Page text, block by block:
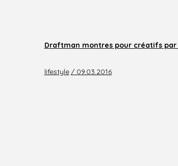
Draftman montres pour créatifs par
lifestyle / 09.03.2016